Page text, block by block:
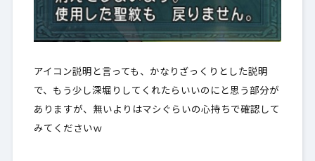
アイコン説明と言っても、かなりざっくりとした説明
で、もう少し深堀りしてくれたらいいのにと思う部分が
ありますが、無いよりはマシぐらいの心持ちで確認して
みてくださいｗ